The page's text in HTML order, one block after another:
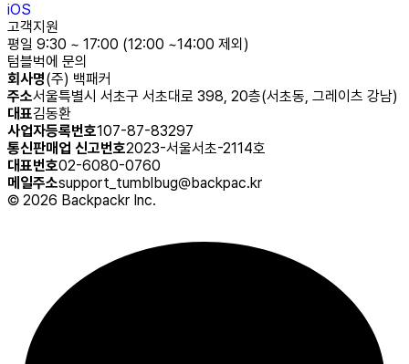
iOS
고객지원
평일 9:30 ~ 17:00 (12:00 ~14:00 제외)
텀블벅에 문의
회사명(주) 백패커
주소서울특별시 서초구 서초대로 398, 20층(서초동, 그레이츠 강남)
대표김동환
사업자등록번호107-87-83297
통신판매업 신고번호2023-서울서초-2114호
대표번호02-6080-0760
메일주소support_tumblbug@backpac.kr
© 2026 Backpackr Inc.